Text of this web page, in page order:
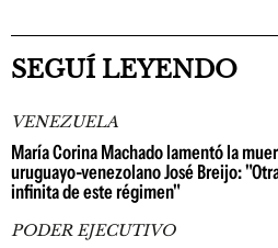
SEGUÍ LEYENDO
VENEZUELA
María Corina Machado lamentó la
uruguayo-venezolano José Breijo:
infinita de este régimen"
PODER EJECUTIVO